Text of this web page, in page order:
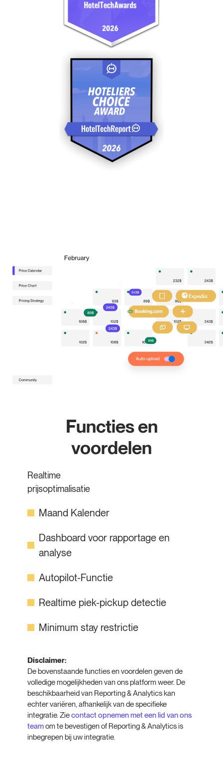
Functies en
voordelen
Realtime
prijsoptimalisatie
Maand Kalender
Dashboard voor rapportage en
analyse
Autopilot-Functie
Realtime piek-pickup detectie
Minimum stay restrictie
Disclaimer:
De bovenstaande functies en voordelen geven de
volledige mogelijkheden van ons platform weer. De
beschikbaarheid van Reporting & Analytics kan
echter variëren, afhankelijk van de specifieke
integratie. Ziecontact opnemen met een lid van ons
teamom te bevestigen of Reporting & Analytics is
inbegrepen bij uw integratie.